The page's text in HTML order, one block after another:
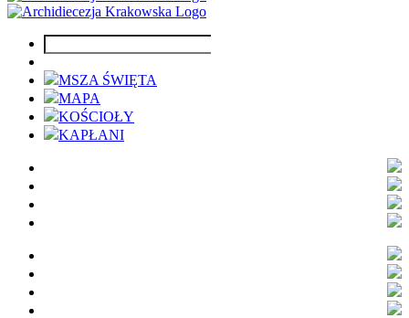
MSZA ŚWIĘTA
MAPA
KOŚCIOŁY
KAPŁANI